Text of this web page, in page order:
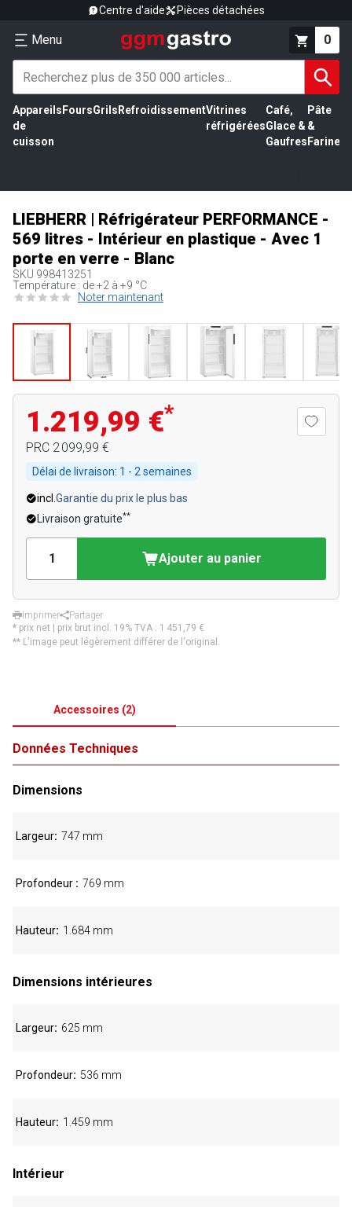
Centre d'aide Pièces détachées
Menu 0
Appareils
de
cuisson
FoursGrils RefroidissementVitrines
réfrigérées
Café,
Glace &
Gaufres
Pâte
&
Farine
LIEBHERR | Réfrigérateur PERFORMANCE -
569 litres - Intérieur en plastique - Avec 1
porte en verre - Blanc
SKU 998413251
Température : de +2 à +9 °C
Noter maintenant
1.219,99 €*
PRC 2 099,99 €
Délai de livraison: 1 - 2 semaines
incl. Garantie du prix le plus bas
Livraison gratuite**
Ajouter au panier
Imprimer
Partager
* prix net | prix brut incl. 19% TVA : 1 451,79 €
** L'image peut légèrement différer de l'original.
Accessoires (2)
Données Techniques
Dimensions
Largeur 747 mm
Profondeur 769 mm
Hauteur 1.684 mm
Dimensions intérieures
Largeur 625 mm
Profondeur 536 mm
Hauteur 1.459 mm
Intérieur